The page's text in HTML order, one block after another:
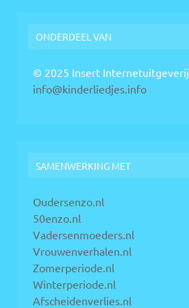
ONDERDEEL VAN
© 2025 Insert Internetuitgeverij
info@kinderliedjes.info
SAMENWERKING MET
Oudersenzo.nl
50enzo.nl
Vadersenmoeders.nl
Vrouwenverhalen.nl
Zomerperiode.nl
Winterperiode.nl
Afscheidenverlies.nl